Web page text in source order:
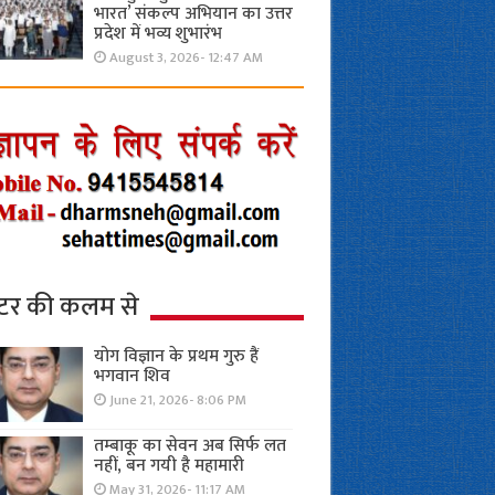
भारत’ संकल्प अभियान का उत्तर
प्रदेश में भव्य शुभारंभ
August 3, 2026- 12:47 AM
की कलम से
योग विज्ञान के प्रथम गुरु हैं
भगवान शिव
June 21, 2026- 8:06 PM
तम्बाकू का सेवन अब सिर्फ लत
नहीं, बन गयी है महामारी